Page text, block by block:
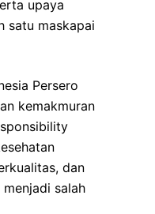
upaya
satu maskapai
Persero
kemakmuran
dan
salah